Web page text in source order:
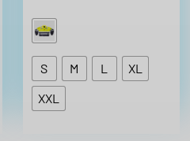
7
S M L
XL
XXL